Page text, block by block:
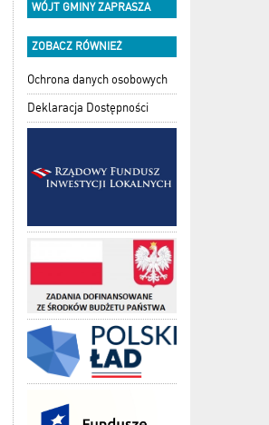
WÓJT GMINY ZAPRASZA
ZOBACZ RÓWNIEŻ
Ochrona danych osobowych
Deklaracja Dostępności